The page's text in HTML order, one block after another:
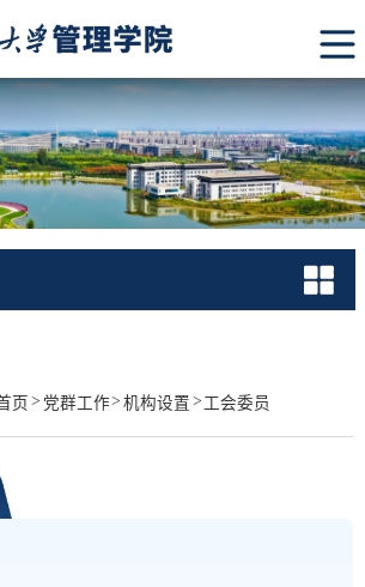
页 > 党群工作> 机构设置 > 工会委员